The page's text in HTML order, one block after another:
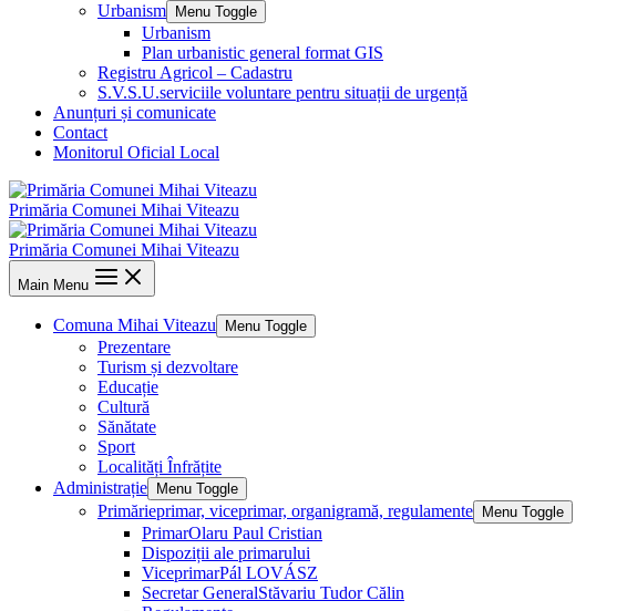
Urbanism
Menu Toggle
Urbanism
Plan urbanistic general format GIS
Registru Agricol – Cadastru
S.V.S.U.serviciile voluntare pentru situații de urgență
Anunțuri și comunicate
Contact
Monitorul Oficial Local
Primăria Comunei Mihai Viteazu
Primăria Comunei Mihai Viteazu
Main Menu
Comuna Mihai Viteazu Menu Toggle
Prezentare
Turism și dezvoltare
Educație
Cultură
Sănătate
Sport
Localități Înfrățite
Administrație
Menu Toggle
Primărieprimar, viceprimar, organigramă, regulamente Menu Toggle
PrimarOlaru Paul Cristian
Dispoziții ale primarului
ViceprimarPál LOVÁSZ
Secretar GeneralStăvariu Tudor Călin